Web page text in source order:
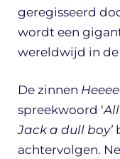
geregisseerd
wordt een
wereldwijd in
De zinnen
spreekwoord ‘
Jack a dull boy’
achtervolgen.